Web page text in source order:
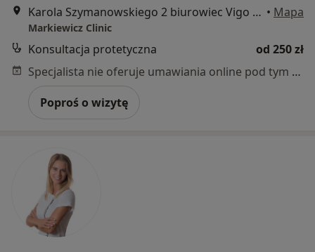
Karola Szymanowskiego 2 biurowiec Vigo - parter, Gdańsk • Mapa
Markiewicz Clinic
Konsultacja protetyczna
od 250 zł
Specjalista nie oferuje umawiania online pod tym adresem.
Poproś o wizytę